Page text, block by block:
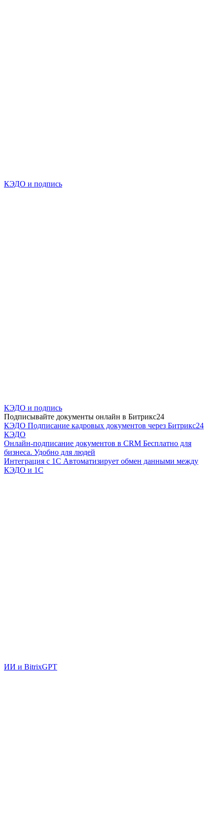
КЭДО и подпись
КЭДО и подпись
Подписывайте документы онлайн в Битрикс24
КЭДО Подписание кадровых документов через Битрикс24
КЭДО
Онлайн-подписание документов в CRM Бесплатно для
бизнеса. Удобно для людей
Интеграция с 1С Автоматизирует обмен данными между
КЭДО и 1С
ИИ и BitrixGPT